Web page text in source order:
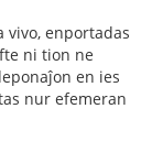
vivo, enportadas
ni tion ne
en ies
nur efemeran